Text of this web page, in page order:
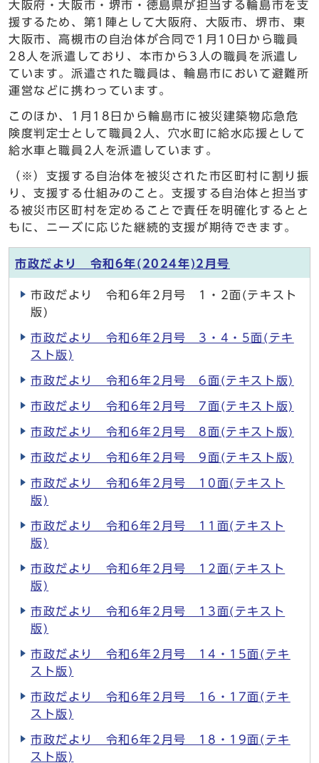
大阪府・大阪市・堺市・徳島県が担当する輪島市を支
援するため、第1陣として大阪府、大阪市、堺市、東
大阪市、高槻市の自治体が合同で1月10日から職員
28人を派遣しており、本市から3人の職員を派遣し
ています。派遣された職員は、輪島市において避難所
運営などに携わっています。
このほか、1月18日から輪島市に被災建築物応急危
険度判定士として職員2人、穴水町に給水応援として
給水車と職員2人を派遣しています。
（※）支援する自治体を被災された市区町村に割り振
り、支援する仕組みのこと。支援する自治体と担当す
る被災市区町村を定めることで責任を明確化するとと
もに、ニーズに応じた継続的支援が期待できます。
市政だより 令和6年(2024年)2月号
市政だより 令和6年2月号 1・2面(テキスト
版)
市政だより 令和6年2月号 3・4・5面(テキ
スト版)
市政だより 令和6年2月号 6面(テキスト版)
市政だより 令和6年2月号 7面(テキスト版)
市政だより 令和6年2月号 8面(テキスト版)
市政だより 令和6年2月号 9面(テキスト版)
市政だより 令和6年2月号 10面(テキスト
版)
市政だより 令和6年2月号 11面(テキスト
版)
市政だより 令和6年2月号 12面(テキスト
版)
市政だより 令和6年2月号 13面(テキスト
版)
市政だより 令和6年2月号 14・15面(テキ
スト版)
市政だより 令和6年2月号 16・17面(テキ
スト版)
市政だより 令和6年2月号 18・19面(テキ
スト版)